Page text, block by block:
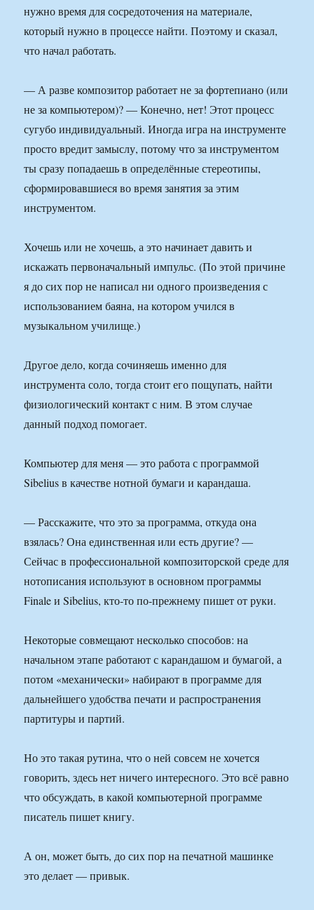
нужно время для сосредоточения на материале,
который нужно в процессе найти. Поэтому и сказал,
что начал работать.
— А разве композитор работает не за фортепиано (или
не за компьютером)? — Конечно, нет! Этот процесс
сугубо индивидуальный. Иногда игра на инструменте
просто вредит замыслу, потому что за инструментом
ты сразу попадаешь в определённые стереотипы,
сформировавшиеся во время занятия за этим
инструментом.
Хочешь или не хочешь, а это начинает давить и
искажать первоначальный импульс. (По этой причине
я до сих пор не написал ни одного произведения с
использованием баяна, на котором учился в
музыкальном училище.)
Другое дело, когда сочиняешь именно для
инструмента соло, тогда стоит его пощупать, найти
физиологический контакт с ним. В этом случае
данный подход помогает.
Компьютер для меня — это работа с программой
Sibelius в качестве нотной бумаги и карандаша.
— Расскажите, что это за программа, откуда она
взялась? Она единственная или есть другие? —
Сейчас в профессиональной композиторской среде для
нотописания используют в основном программы
Finale и Sibelius, кто-то по-прежнему пишет от руки.
Некоторые совмещают несколько способов: на
начальном этапе работают с карандашом и бумагой, а
потом «механически» набирают в программе для
дальнейшего удобства печати и распространения
партитуры и партий.
Но это такая рутина, что о ней совсем не хочется
говорить, здесь нет ничего интересного. Это всё равно
что обсуждать, в какой компьютерной программе
писатель пишет книгу.
А он, может быть, до сих пор на печатной машинке
это делает — привык.